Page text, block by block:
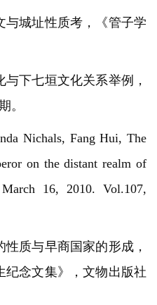
与城址性质考，《管子学
下七垣文化关系举例，
。
Nichals, Fang Hui, The
on the distant realm of
16, 2010. Vol.107,
质与早商国家的形成，
念文集》，文物出版社